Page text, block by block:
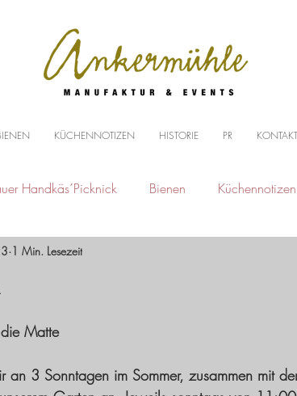
KÜCHENNOTIZEN HISTORIE PR KONTAKT
Handkäs´Picknick Bienen Küchennotizen
1 Min. Lesezeit
Matte
an 3 Sonntagen im Sommer, zusammen mit